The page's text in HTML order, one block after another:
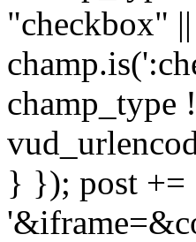
"checkbox"
champ_type
} }); post +=